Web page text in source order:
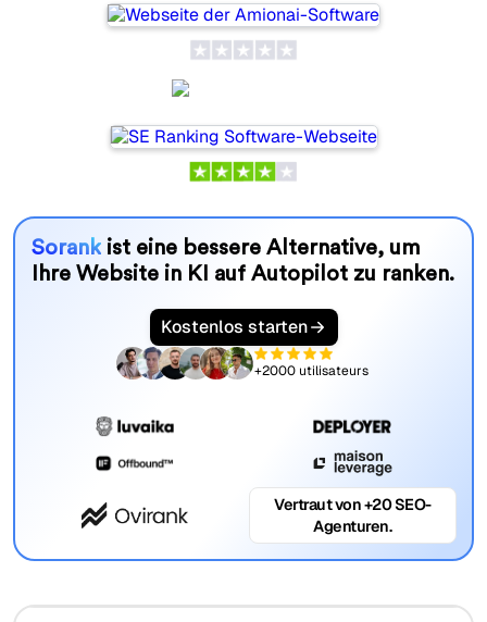
Sorankist eine bessere Alternative, um
Ihre Website in KI auf Autopilot zu ranken.
Kostenlos starten
+2000 utilisateurs
Vertraut von +20 SEO-
Agenturen.